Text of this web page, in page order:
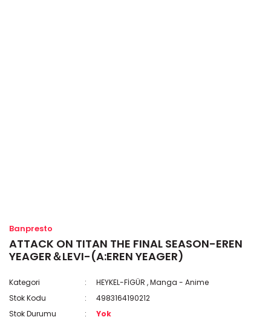
Banpresto
ATTACK ON TITAN THE FINAL SEASON-EREN
YEAGER＆LEVI-(A:EREN YEAGER)
Kategori HEYKEL-FİGÜR ,Manga - Anime
Stok Kodu
4983164190212
Stok Durumu
Yok